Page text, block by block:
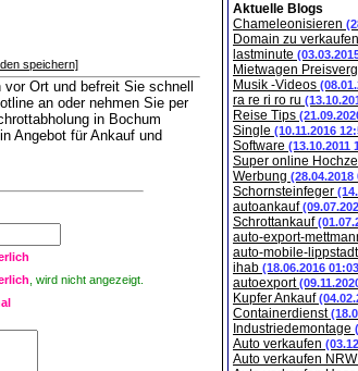
speichern]
Ort und befreit Sie schnell
an oder nehmen Sie per
in Bochum
Angebot für Ankauf und
, wird nicht angezeigt.
Aktuelle Blogs
Chameleonisieren
Domain zu verkaufen
lastminute
Mietwagen
Musik -Videos
ra re ri ro ru
Reise Tips
Single (10.11.2016
Software (13.10.2011
Super online
Werbung (28.04.2018
Schornsteinfeger
autoankauf
Schrottankauf
auto-export-
auto-mobile-lippstadt
ihab (18.06.2016
autoexport
Kupfer Ankauf
Containerdienst
Industriedemontage
Auto verkaufen
Auto verkaufen NRW